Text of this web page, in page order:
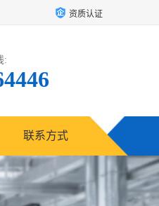
资质认证
:
联系方式